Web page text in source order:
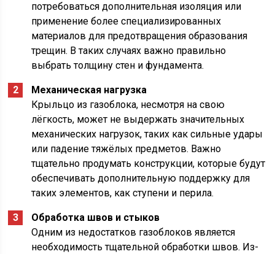
потребоваться дополнительная изоляция или
применение более специализированных
материалов для предотвращения образования
трещин. В таких случаях важно правильно
выбрать толщину стен и фундамента.
Механическая нагрузка
Крыльцо из газоблока, несмотря на свою
лёгкость, может не выдержать значительных
механических нагрузок, таких как сильные удары
или падение тяжёлых предметов. Важно
тщательно продумать конструкции, которые будут
обеспечивать дополнительную поддержку для
таких элементов, как ступени и перила.
Обработка швов и стыков
Одним из недостатков газоблоков является
необходимость тщательной обработки швов. Из-